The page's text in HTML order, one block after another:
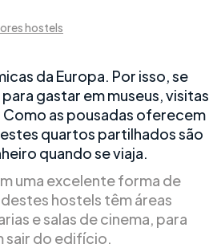
hostels
da Europa. Por isso, se
gastar em museus, visitas
as pousadas oferecem
quartos partilhados são
quando se viaja.
uma excelente forma de
hostels têm áreas
e salas de cinema, para
sair do edifício.